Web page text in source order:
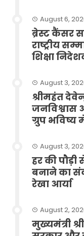
August 6,
ब्रेस्ट कैंसर
राष्ट्रीय
शिक्षा
August 3,
श्रीमहंत
ग्रुप भविष्य
August 3,
हर की
बनाने का
रेखा आर्या
August 2,
मुख्यमंत्री